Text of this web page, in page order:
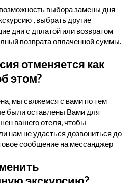
выбора замены дня
, выбрать другие
дни с дплатой или возвратом
возврата оплаченной суммы.
отменяется как
этом?
мы свяжемся с вами по тем
были оставлены Вами для
вашего отеля, чтобы
нам не удасться дозвониться до
сообщение на мессанджер